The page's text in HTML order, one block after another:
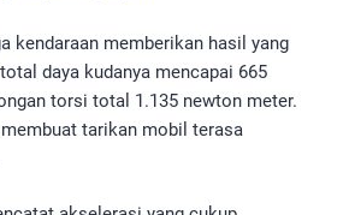
kendaraan memberikan hasil yang
daya kudanya mencapai 665
torsi total 1.135 newton meter.
tarikan mobil terasa